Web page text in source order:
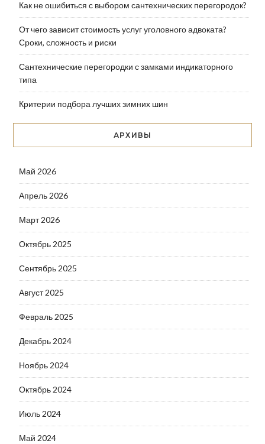
Как не ошибиться с выбором сантехнических перегородок?
От чего зависит стоимость услуг уголовного адвоката?
Сроки, сложность и риски
Сантехнические перегородки с замками индикаторного
типа
Критерии подбора лучших зимних шин
АРХИВЫ
Май 2026
Апрель 2026
Март 2026
Октябрь 2025
Сентябрь 2025
Август 2025
Февраль 2025
Декабрь 2024
Ноябрь 2024
Октябрь 2024
Июль 2024
Май 2024